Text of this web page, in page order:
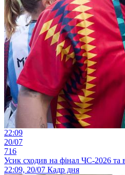
22:09
20/07
716
Усик сходив на фінал ЧС-2026 та
22:09, 20/07 Кадр дня